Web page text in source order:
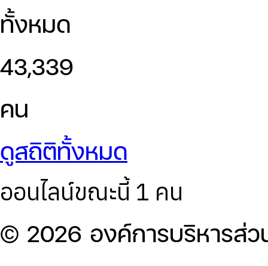
ทั้งหมด
43,339
คน
ดูสถิติทั้งหมด
ออนไลน์ขณะนี้ 1 คน
© 2026 องค์การบริหารส่ว